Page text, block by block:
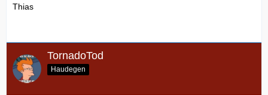
Thias
TornadoTod
Haudegen